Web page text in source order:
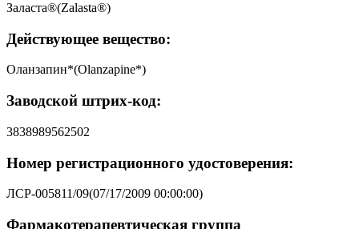
Заласта®(Zalasta®)
Действующее вещество:
Оланзапин*(Olanzapine*)
Заводской штрих-код:
3838989562502
Номер регистрационного удостоверения:
ЛСР-005811/09(07/17/2009 00:00:00)
Фармакотерапевтическая группа